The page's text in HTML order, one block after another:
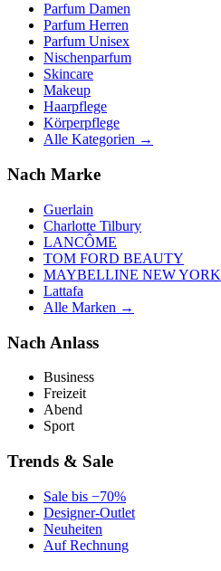
Parfum Damen
Parfum Herren
Parfum Unisex
Nischenparfum
Skincare
Makeup
Haarpflege
Körperpflege
Alle Kategorien →
Nach Marke
Guerlain
Charlotte Tilbury
LANCÔME
TOM FORD BEAUTY
MAYBELLINE NEW YORK
Lattafa
Alle Marken →
Nach Anlass
Business
Freizeit
Abend
Sport
Trends & Sale
Sale bis −70%
Designer-Outlet
Neuheiten
Auf Rechnung